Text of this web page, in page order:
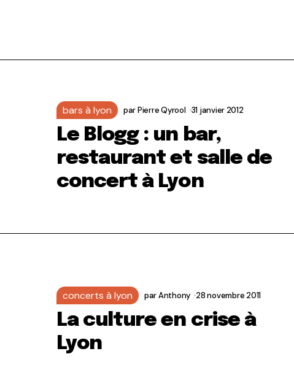
bars à lyon parPierre Qyrool 31 janvier 2012
Le Blogg : un bar,
restaurant et salle de
concert à Lyon
concerts à lyon parAnthony 28 novembre 2011
La culture en crise à
Lyon